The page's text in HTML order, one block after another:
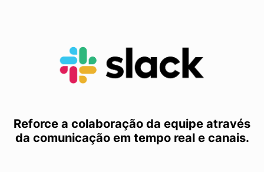
Reforce a colaboração da equipe através
da comunicação em tempo real e canais.